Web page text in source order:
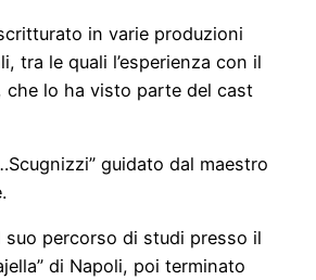
in varie produzioni
tra le quali l’esperienza con il
che lo ha visto parte del cast
guidato dal maestro
suo percorso di studi presso il
di Napoli, poi terminato